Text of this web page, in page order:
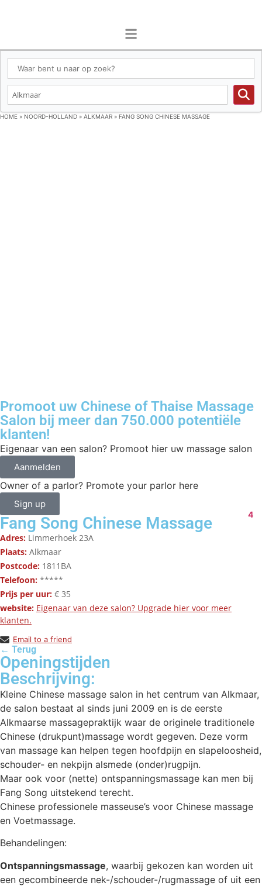
HOME » NOORD-HOLLAND » ALKMAAR » FANG SONG CHINESE MASSAGE
Promoot uw Chinese of Thaise Massage
Salon bij meer dan 750.000 potentiële
klanten!
Eigenaar van een salon? Promoot hier uw massage salon
Aanmelden
Owner of a parlor? Promote your parlor here
Sign up
Fang Song Chinese Massage 4
Adres: Limmerhoek 23A
Plaats: Alkmaar
Postcode: 1811BA
Telefoon: *****
Prijs per uur: € 35
website: Eigenaar van deze salon? Upgrade hier voor meer
klanten.
Email to a friend
← Terug
Openingstijden
Beschrijving:
Kleine Chinese massage salon in het centrum van Alkmaar,
de salon bestaat al sinds juni 2009 en is de eerste
Alkmaarse massagepraktijk waar de originele traditionele
Chinese (drukpunt)massage wordt gegeven. Deze vorm
van massage kan helpen tegen hoofdpijn en slapeloosheid,
schouder- en nekpijn alsmede (onder)rugpijn.
Maar ook voor (nette) ontspanningsmassage kan men bij
Fang Song uitstekend terecht.
Chinese professionele masseuse’s voor Chinese massage
en Voetmassage.
Behandelingen:
Ontspanningsmassage, waarbij gekozen kan worden uit
een gecombineerde nek-/schouder-/rugmassage of uit een